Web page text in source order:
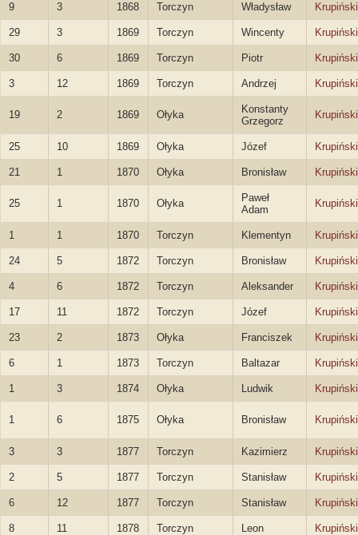
9 3 1868 Torczyn Władysław Krupiński
29 3 1869 Torczyn Wincenty Krupiński
30 6 1869 Torczyn Piotr Krupiński
3 12 1869 Torczyn Andrzej Krupiński
19 2 1869 Ołyka
Konstanty
Grzegorz
Krupiński
25 10 1869 Ołyka Józef Krupiński
21 1 1870 Ołyka Bronisław Krupiński
25 1 1870 Ołyka
Paweł
Adam
Krupiński
1 1 1870 Torczyn Klementyn Krupiński
24 5 1872 Torczyn Bronisław Krupiński
4 6 1872 Torczyn Aleksander Krupiński
17 11 1872 Torczyn Józef Krupiński
23 2 1873 Ołyka Franciszek Krupiński
6 1 1873 Torczyn Baltazar Krupiński
1 3 1874 Ołyka Ludwik Krupiński
1 6 1875 Ołyka Bronisław Krupiński
3 3 1877 Torczyn Kazimierz Krupiński
2 5 1877 Torczyn Stanisław Krupiński
6 12 1877 Torczyn Stanisław Krupiński
8 11 1878 Torczyn Leon Krupiński